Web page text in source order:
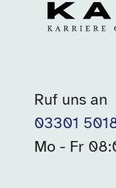
Ruf uns an
03301
Mo - Fr